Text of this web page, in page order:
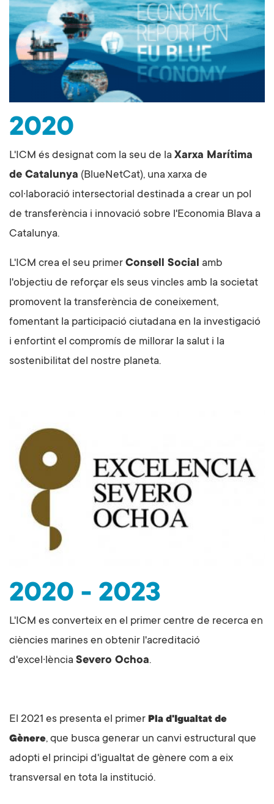
2020
L'ICM és designat com la seu de la Xarxa Marítima
de Catalunya (BlueNetCat), una xarxa de
col·laboració intersectorial destinada a crear un pol
de transferència i innovació sobre l'Economia Blava a
Catalunya.
L'ICM crea el seu primer Consell Social amb
l'objectiu de reforçar els seus vincles amb la societat
promovent la transferència de coneixement,
fomentant la participació ciutadana en la investigació
i enfortint el compromís de millorar la salut i la
sostenibilitat del nostre planeta.
2020 - 2023
L'ICM es converteix en el primer centre de recerca en
ciències marines en obtenir l'acreditació
d'excel·lència Severo Ochoa.
El 2021 es presenta el primer Pla d'Igualtat de
Gènere, que busca generar un canvi estructural que
adopti el principi d'igualtat de gènere com a eix
transversal en tota la institució.